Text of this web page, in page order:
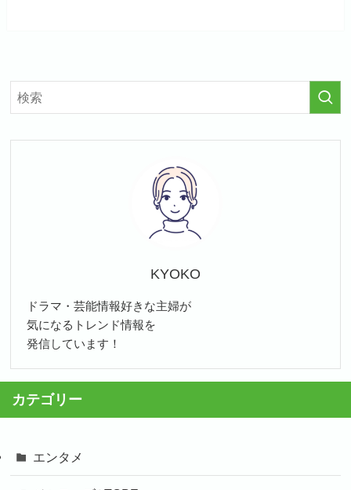
KYOKO
ドラマ・芸能情報好きな主婦が
気になるトレンド情報を
発信しています！
カテゴリー
エンタメ